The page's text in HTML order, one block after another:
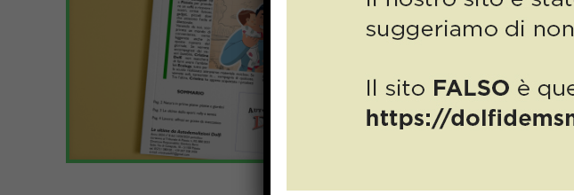
Do you like it?